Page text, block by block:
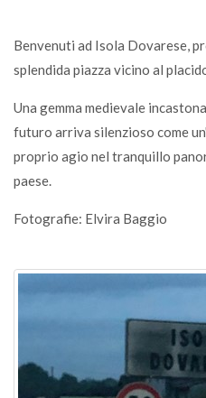
Benvenuti ad Isola Dovarese,
splendida piazza vicino al
Una gemma medievale
futuro arriva silenzioso come
proprio agio nel tranquillo
paese.
Fotografie: Elvira Baggio